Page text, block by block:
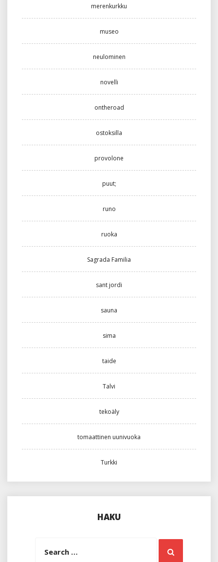
merenkurkku
museo
neulominen
novelli
ontheroad
ostoksilla
provolone
puut;
runo
ruoka
Sagrada Familia
sant jordi
sauna
sima
taide
Talvi
tekoäly
tomaattinen uunivuoka
Turkki
HAKU
Search